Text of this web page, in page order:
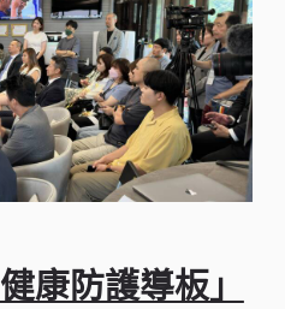
康防護導板」